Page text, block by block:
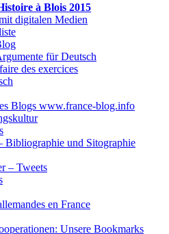
à Blois 2015
digitalen Medien
für Deutsch
des exercices
Blogs www.france-blog.info
Bibliographie und Sitographie
– Tweets
en France
Unsere Bookmarks